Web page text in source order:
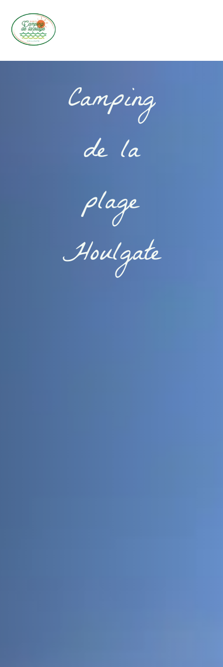
Camping
de la
plage
Houlgate